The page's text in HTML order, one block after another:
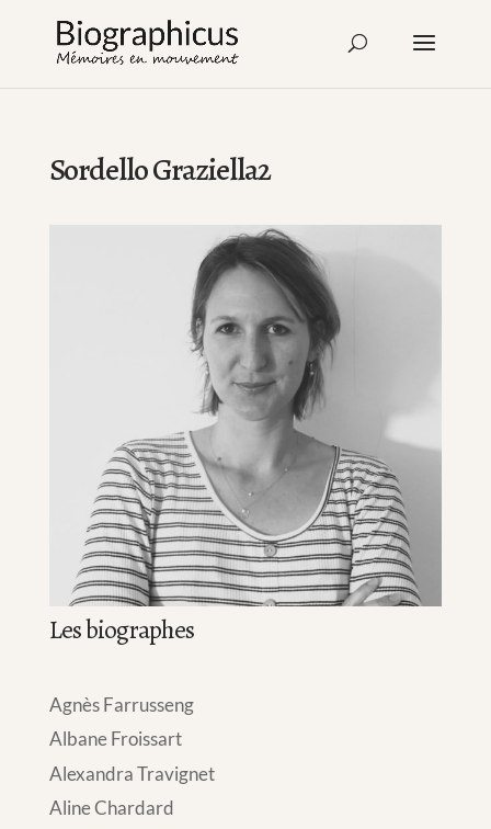
Sordello Graziella2
Les biographes
Agnès Farrusseng
Albane Froissart
Alexandra Travignet
Aline Chardard